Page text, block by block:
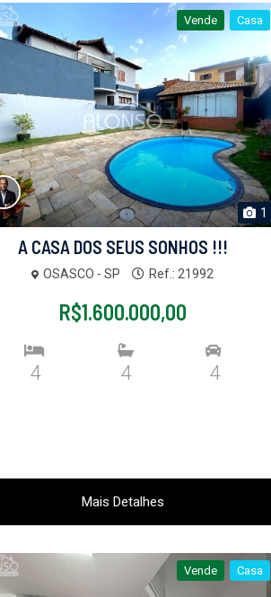
Vende Casa
1
A CASA DOS SEUS SONHOS !!!
OSASCO - SP Ref.: 21992
R$1.600.000,00
4 4 4
Mais Detalhes
Vende Casa